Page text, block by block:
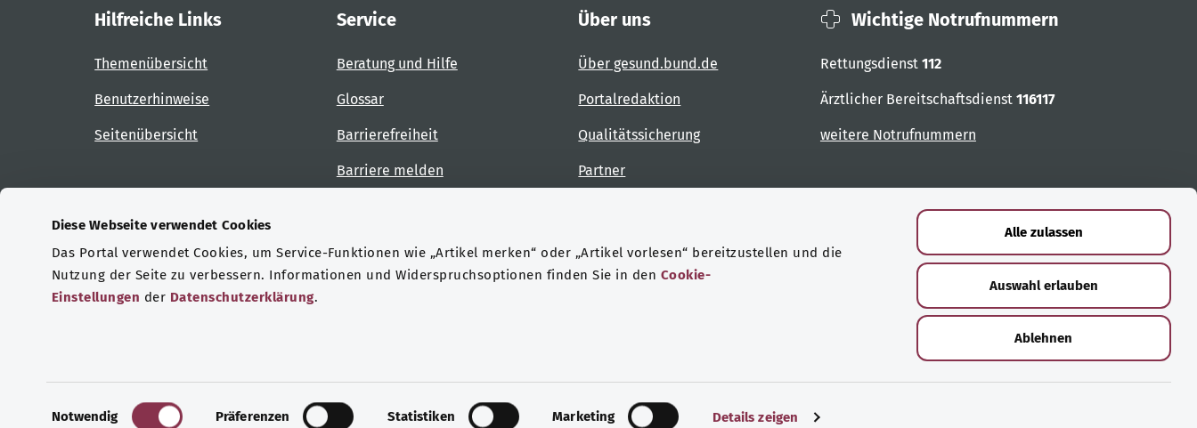
Diese Webseite verwendet Cookies
Das Portal verwendet Cookies, um Service-Funktionen wie „Artikel merken“ oder „Artikel vorlesen“ bereitzustellen und die
Nutzung der Seite zu verbessern. Informationen und Widerspruchsoptionen finden Sie in den Cookie-
Einstellungen der Datenschutzerklärung.
Notwendig Präferenzen Statistiken Marketing Details zeigen
Alle zulassen
Auswahl erlauben
Ablehnen
Hilfreiche Links
Themenübersicht
Benutzerhinweise
Seitenübersicht
Service
Beratung und Hilfe
Glossar
Barrierefreiheit
Barriere melden
Über uns
Über gesund.bund.de
Portalredaktion
Qualitätssicherung
Partner
Wichtige Notrufnummern
Rettungsdienst 112
Ärztlicher Bereitschaftsdienst 116117
weitere Notrufnummern
Zertifizierungen
© Copyright 2026 Bundesministerium für Gesundheit Datenschutz